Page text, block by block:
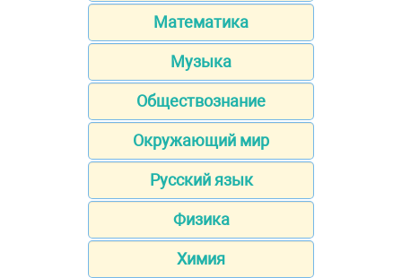
Математика
Музыка
Обществознание
Окружающий мир
Русский язык
Физика
Химия